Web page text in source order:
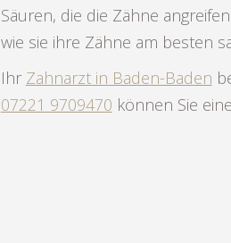
Säuren, die die Zähne
wie sie ihre Zähne am besten
Ihr Zahnarzt in Baden-Baden
07221 9709470 können Sie